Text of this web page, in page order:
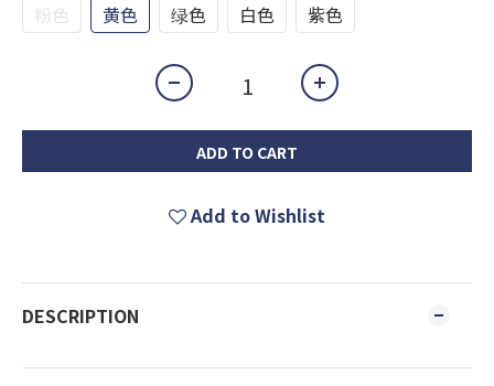
粉色 黄色 绿色 白色 紫色
ADD TO CART
Add to Wishlist
DESCRIPTION